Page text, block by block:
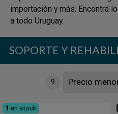
importación y más. Encontrá
a todo Uruguay.
SOPORTE Y
9
1 en stock